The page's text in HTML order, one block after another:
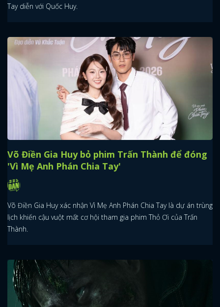
Tay diễn với Quốc Huy.
Võ Điền Gia Huy bỏ phim Trấn Thành để đóng
'Vì Mẹ Anh Phán Chia Tay'
Võ Điền Gia Huy xác nhận Vì Mẹ Anh Phán Chia Tay là dự án trùng
lịch khiến cậu vuột mất cơ hội tham gia phim Thỏ Ơi của Trấn
Thành.